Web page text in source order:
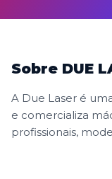
Sobre DUE
A Due Laser é
e comercializa
profissionais,